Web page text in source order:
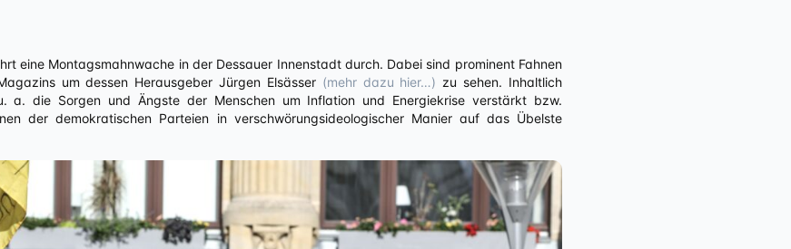
um dessen Herausgeber Jürgen Elsässer (mehr dazu hier…) zu sehen. Inhaltlich
a. die Sorgen und Ängste der Menschen um Inflation und Energiekrise verstärkt bzw.
der demokratischen Parteien in verschwörungsideologischer Manier auf das Übelste